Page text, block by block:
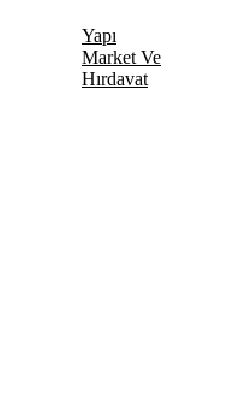
Yapı
Market Ve
Hırdavat